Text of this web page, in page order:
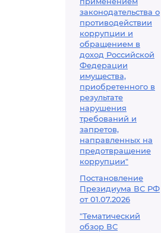
законодательства о
противодействии
коррупции и
обращением в
доход Российской
Федерации
имущества,
приобретенного в
результате
нарушения
требований и
запретов,
направленных на
предотвращение
коррупции"
Постановление
Президиума ВС РФ
от 01.07.2026
"Тематический
обзор ВС